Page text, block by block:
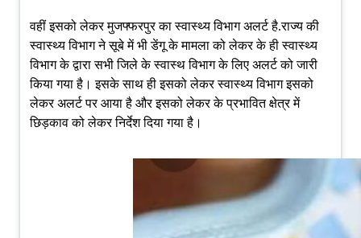
वहीं इसको लेकर मुजफ्फरपुर का स्वास्थ्य विभाग अलर्ट है.राज्य की
स्वास्थ्य विभाग ने सूबे में भी डेंगू के मामला को लेकर के ही स्वास्थ्य
विभाग के द्वारा सभी जिले के स्वास्थ विभाग के लिए अलर्ट को जारी
किया गया है। इसके साथ ही इसको लेकर स्वास्थ्य विभाग इसको
लेकर अलर्ट पर आया है और इसको लेकर के प्रभावित क्षेत्र में
छिड़काव को लेकर निर्देश दिया गया है।